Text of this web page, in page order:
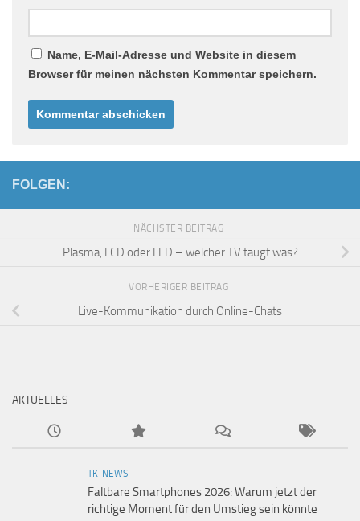
Name, E-Mail-Adresse und Website in diesem
Browser für meinen nächsten Kommentar speichern.
FOLGEN:
NÄCHSTER BEITRAG
Plasma, LCD oder LED – welcher TV taugt was?
VORHERIGER BEITRAG
Live-Kommunikation durch Online-Chats
AKTUELLES
TK-NEWS
Faltbare Smartphones 2026: Warum jetzt der
richtige Moment für den Umstieg sein könnte